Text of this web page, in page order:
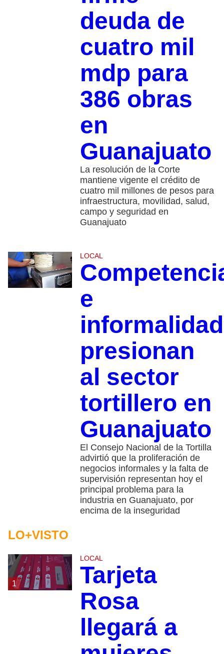
deuda de
cuatro mil
mdp para
386 obras
en
Guanajuato
La resolución de la Corte
mantiene vigente el crédito de
cuatro mil millones de pesos para
infraestructura, movilidad, salud,
campo y seguridad en
Guanajuato
LOCAL
e
informalidad
presionan
al sector
tortillero en
Guanajuato
El Consejo Nacional de la Tortilla
advirtió que la proliferación de
negocios informales y la falta de
supervisión representan hoy el
principal problema para la
industria en Guanajuato, por
encima de la inseguridad
LO+VISTO
1
LOCAL
Tarjeta
Rosa
llegará a